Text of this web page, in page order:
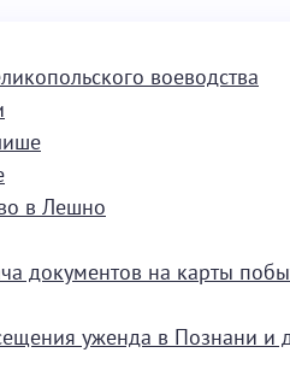
воеводства
в Лешно
документов на карты
уженда в Познани и